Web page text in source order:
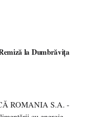
la Dumbrăvița